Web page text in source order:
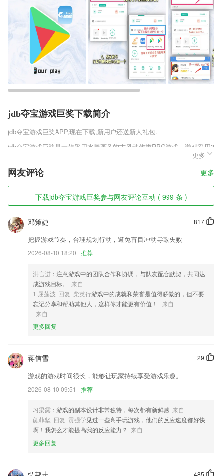
jdb夺宝游戏巨奖下载简介
jdb夺宝游戏巨奖APP,现在下载,新用户还送新人礼包.
jdb夺宝游戏巨奖是一款采用水墨画风的古风动作类RPG游戏，游戏采用3
D引擎，将画面打造的非常具有古风的特点，没有华丽的时装，只有纯武
艺的较量，让战斗变的纯真，弈剑手游官方公测版v1.0.24中将采用第三
人的游戏视觉，给你最真实的武侠PK，是非常考验玩家的技能操作哦，
喜欢的玩家可以来趣趣手游网下载。
jdb夺宝游戏巨奖软件特色
1,出行时，可打开app查看附近公交站台，以及公交车车次，为出门带来
方便
2,在线学习
3,随时随地下发买药的订单，线上下单即可体验线下配送的便捷服务；
4,导航服务展示，根据位置就能智能导航出行路线线路；
5,目标房源,一键关注;
6,智能客户分享引流，实现客户裂变式增长。
jdb夺宝游戏巨奖软件优势
2.专注于互联网时代的学车新体验
3.1:包含汉字笔画、笔顺、读音、字体结构、碑帖、视频、汉字拼写等知
4.搭配了不同的字体，可以更好的选择，上手简单，多样的字体样式。
5.海量题库实时更新，更好的应对考试。
6.班级资讯：校园新闻、校园活动、班级动态
jdb夺宝游戏巨奖更新了什么?
欧洲名城，掌上订票想走就走
更多
网友评论 更多
下载jdb夺宝游戏巨奖参与网友评论互动 ( 999 条 )
817
邓策婕
把握游戏节奏，合理规划行动，避免盲目冲动导致失败
2026-08-10 18:20 推荐
洪言进 ：注意游戏中的团队合作和协调，与队友配合默契，共同达
成游戏目标。
来自
1.屈莲波 回复 柴英行游戏中的成就和荣誉是值得骄傲的，但不要
忘记分享和帮助其他人，这样你才能更有价值！
来自
来自
更多回复
29
蒋信雪
游戏的游戏时间很长，能够让玩家持续享受游戏乐趣。
2026-08-10 09:51 推荐
习梁露 ：游戏的副本设计非常独特，每次都有新鲜感 来自
颜菲坚 回复 贡强学见过一些高手玩游戏，他们的反应速度都好快
啊！我怎么才能提高我的反应能力？ 来自
更多回复
485
弘邦志